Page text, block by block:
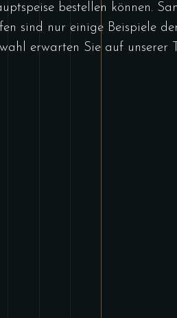
bestellen können.
sind nur einige Beispiele
erwarten Sie auf unserer